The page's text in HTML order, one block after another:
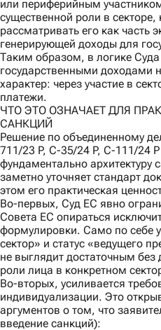
или периферийным
существенной роли в секторе,
рассматривать его как часть
генерирующей доходы для
Таким образом, в логике
государственными доходами
характер: через участие в
платежи.
ЧТО ЭТО ОЗНАЧАЕТ ДЛЯ
САНКЦИЙ
Решение по объединенному
711/23 P, C-35/24 P, C-111/24
фундаментально архитектуру
заметно уточняет стандарт
этом его практическая
Во-первых, Суд ЕС явно
Совета ЕС опираться
формулировки. Само по себе
сектор» и статус «ведущего
не выглядит достаточным без
роли лица в конкретном
Во-вторых, усиливается
индивидуализации. Это
аргументов о том, что
введение санкций):